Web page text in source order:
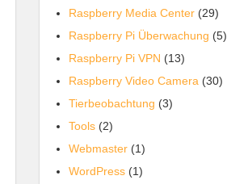
Raspberry Media Center (29)
Raspberry Pi Überwachung (5)
Raspberry Pi VPN (13)
Raspberry Video Camera (30)
Tierbeobachtung (3)
Tools (2)
Webmaster (1)
WordPress (1)